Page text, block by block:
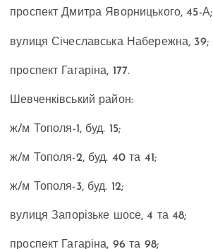
проспект Дмитра Яворницького, 45-А;
вулиця Січеславська Набережна, 39;
проспект Гагаріна, 177.
Шевченківський район:
ж/м Тополя-1, буд. 15;
ж/м Тополя-2, буд. 40 та 41;
ж/м Тополя-3, буд. 12;
вулицяЗапорізьке шосе, 4 та 48;
проспект Гагаріна, 96 та 98;